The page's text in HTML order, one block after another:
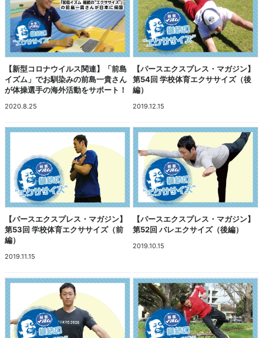
【新型コロナウイルス関連】「前島
イズム」でお馴染みの前島一貴さん
が体操選手の海外活動をサポート！
2020.8.25
【パースエクスプレス・マガジン】
第54回 学校体育エクササイズ（後
編）
2019.12.15
【パースエクスプレス・マガジン】
第53回 学校体育エクササイズ（前
編）
2019.11.15
【パースエクスプレス・マガジン】
第52回 バレエクサイズ（後編）
2019.10.15